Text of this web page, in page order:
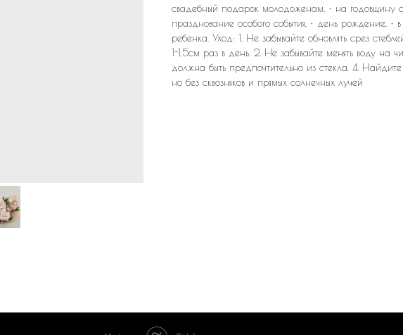
свадебный подарок молодоженам, • на годовщину
празднование особого события, • день рождение, •
ребенка. Уход: 1. Не забывайте обновлять срез
1-1,5см раз в день. 2. Не забывайте менять воду на
должна быть предпочтительно из стекла. 4.
но без сквозняков и прямых солнечных лучей